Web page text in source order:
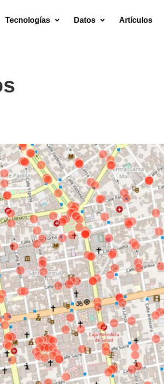
Tecnologías Datos Artículos